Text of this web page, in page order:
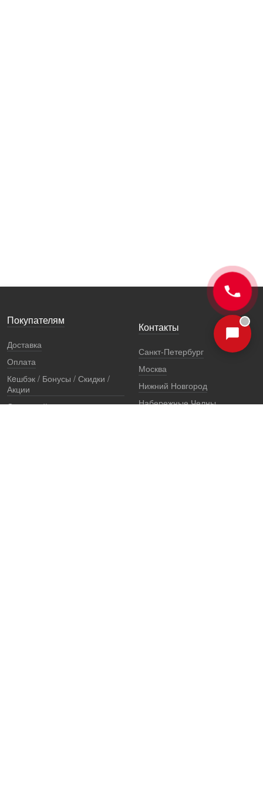
Покупателям
Доставка
Оплата
Кeшбэк / Бонусы / Скидки /
Акции
Остерегайтесь подделок
Контакты
Санкт-Петербург
Москва
Нижний Новгород
Набережные Челны